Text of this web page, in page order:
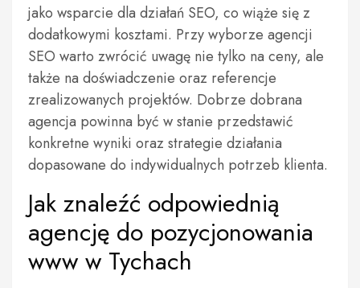
jako wsparcie dla działań SEO, co wiąże się z
dodatkowymi kosztami. Przy wyborze agencji
SEO warto zwrócić uwagę nie tylko na ceny, ale
także na doświadczenie oraz referencje
zrealizowanych projektów. Dobrze dobrana
agencja powinna być w stanie przedstawić
konkretne wyniki oraz strategie działania
dopasowane do indywidualnych potrzeb klienta.
Jak znaleźć odpowiednią
agencję do pozycjonowania
www w Tychach